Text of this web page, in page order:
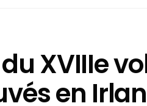
XVIIIe
en